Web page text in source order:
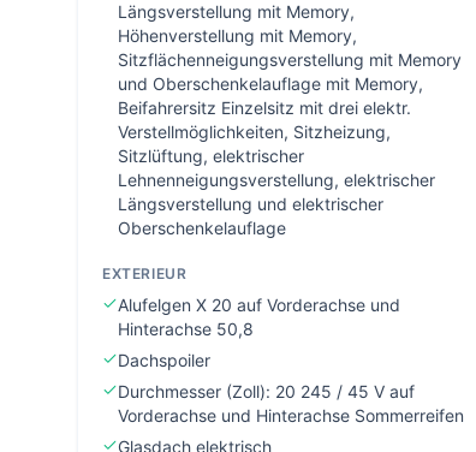
Längsverstellung mit Memory,
Höhenverstellung mit Memory,
Sitzflächenneigungsverstellung mit Memory
und Oberschenkelauflage mit Memory,
Beifahrersitz Einzelsitz mit drei elektr.
Verstellmöglichkeiten, Sitzheizung,
Sitzlüftung, elektrischer
Lehnenneigungsverstellung, elektrischer
Längsverstellung und elektrischer
Oberschenkelauflage
EXTERIEUR
Alufelgen X 20 auf Vorderachse und
Hinterachse 50,8
Dachspoiler
Durchmesser (Zoll): 20 245 / 45 V auf
Vorderachse und Hinterachse Sommerreifen
Glasdach elektrisch